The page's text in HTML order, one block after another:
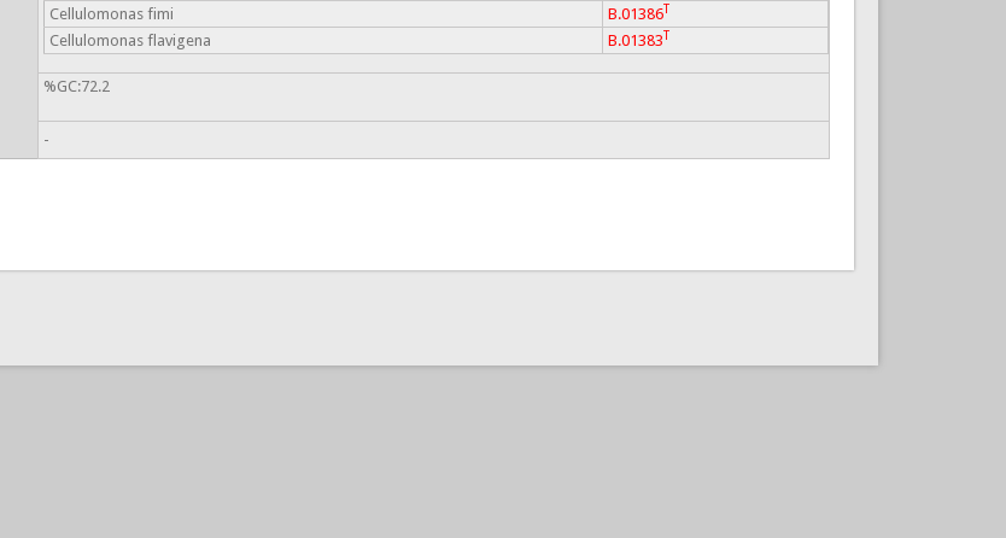
Cellulomonas fimi B.01386T
Cellulomonas flavigena B.01383T
%GC:72.2
-